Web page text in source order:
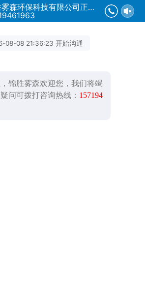
锦胜雾森环保科技有限公司正在为您服务
08-08 21:36:23 开始沟通
锦胜雾森欢迎您，我们将竭
问可拨打咨询热线： 157194